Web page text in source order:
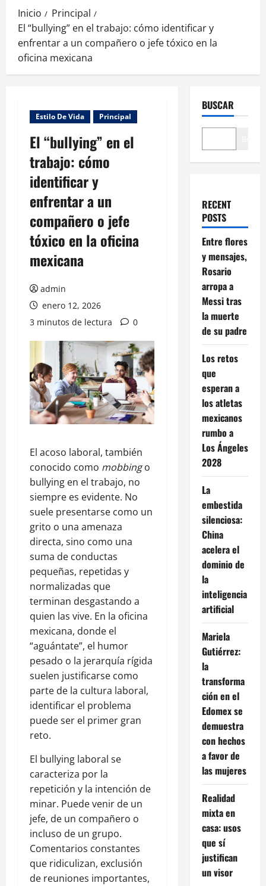
Inicio
Principal
El “bullying” en el trabajo: cómo identificar y
enfrentar a un compañero o jefe tóxico en la
oficina mexicana
Estilo De Vida Principal
El “bullying” en el
trabajo: cómo
identificar y
enfrentar a un
compañero o jefe
tóxico en la oficina
mexicana
admin
enero 12, 2026
3 minutos de lectura
0
El acoso laboral, también
conocido como mobbingo
bullying en el trabajo, no
siempre es evidente. No
suele presentarse como un
grito o una amenaza
directa, sino como una
suma de conductas
pequeñas, repetidas y
normalizadas que
terminan desgastando a
quien las vive. En la oficina
mexicana, donde el
“aguántate”, el humor
pesado o la jerarquía rígida
suelen justificarse como
parte de la cultura laboral,
identificar el problema
puede ser el primer gran
reto.
El bullying laboral se
caracteriza por la
repetición y la intención de
minar. Puede venir de un
jefe, de un compañero o
incluso de un grupo.
Comentarios constantes
que ridiculizan, exclusión
de reuniones importantes,
BUSCAR
RECENT
POSTS
Entre flores
y mensajes,
Rosario
arropa a
Messi tras
la muerte
de su padre
Los retos
que
esperan a
los atletas
mexicanos
rumbo a
Los Ángeles
2028
La
embestida
silenciosa:
China
acelera el
dominio de
la
inteligencia
artificial
Mariela
Gutiérrez:
la
transforma
ción en el
Edomex se
demuestra
con hechos
a favor de
las mujeres
Realidad
mixta en
casa: usos
que sí
justifican
un visor